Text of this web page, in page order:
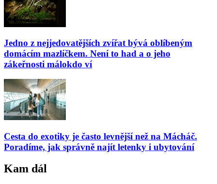
Jedno z nejjedovatějších zvířat bývá oblíbeným
domácím mazlíčkem. Není to had a o jeho
zákeřnosti málokdo ví
Cesta do exotiky je často levnější než na Mácháč.
Poradíme, jak správně najít letenky i ubytování
Kam dál